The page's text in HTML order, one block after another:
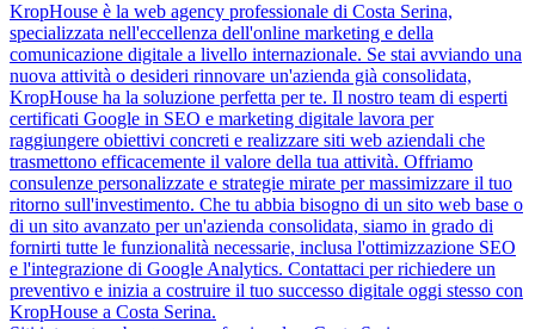
KropHouse è la web agency professionale di Costa Serina,
specializzata nell'eccellenza dell'online marketing e della
comunicazione digitale a livello internazionale. Se stai avviando una
nuova attività o desideri rinnovare un'azienda già consolidata,
KropHouse ha la soluzione perfetta per te. Il nostro team di esperti
certificati Google in SEO e marketing digitale lavora per
raggiungere obiettivi concreti e realizzare siti web aziendali che
trasmettono efficacemente il valore della tua attività. Offriamo
consulenze personalizzate e strategie mirate per massimizzare il tuo
ritorno sull'investimento. Che tu abbia bisogno di un sito web base o
di un sito avanzato per un'azienda consolidata, siamo in grado di
fornirti tutte le funzionalità necessarie, inclusa l'ottimizzazione SEO
e l'integrazione di Google Analytics. Contattaci per richiedere un
preventivo e inizia a costruire il tuo successo digitale oggi stesso con
KropHouse a Costa Serina.